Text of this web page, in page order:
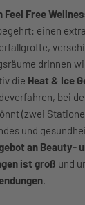
Feel Free
einen
drinnen
die Heat & Ice
bei
(zwei
und
an Beauty-
ist groß und
.